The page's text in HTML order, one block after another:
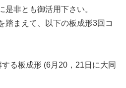
是非とも御活用下さい。
踏まえて、以下の板成形3回コ
る板成形 (6月20，21日に大同